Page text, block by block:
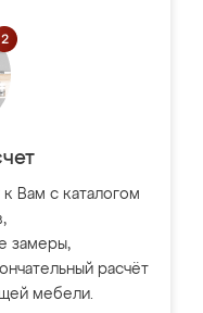
Вам с каталогом
замеры,
расчёт
мебели.